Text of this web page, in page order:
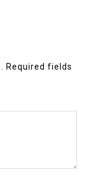
Required fields